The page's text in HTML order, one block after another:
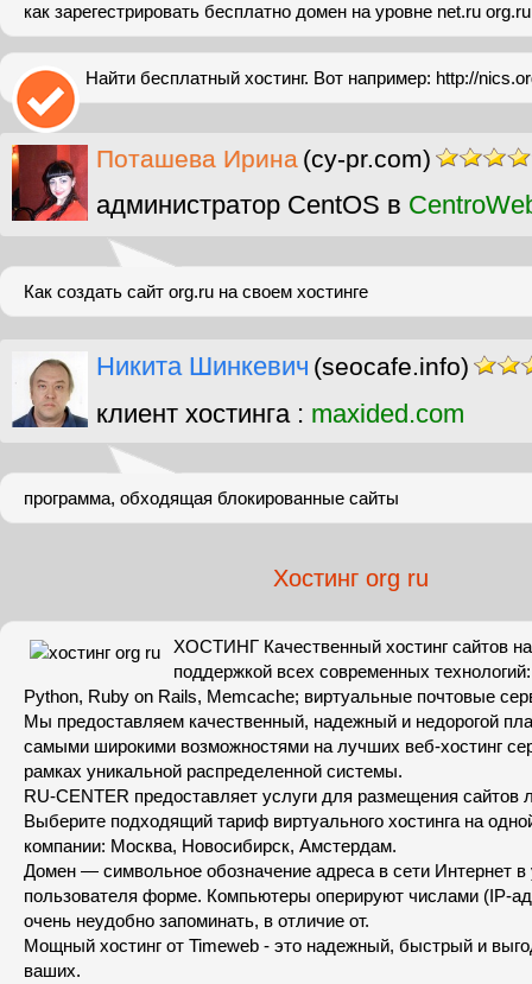
как зарегестрировать бесплатно домен на уровне net.ru
Найти бесплатный хостинг. Вот например: http://
Поташева Ирина (cy-pr.com)
администратор CentOS в
Как создать сайт org.ru на своем хостинге
Никита Шинкевич (seocafe.info)
клиент хостинга : maxided.com
программа, обходящая блокированные сайты
Хостинг org ru
ХОСТИНГ Качественный хостинг сайтов
поддержкой всех современных
Python, Ruby on Rails, Memcache; виртуальные почтовые
Мы предоставляем качественный, надежный и недорогой
самыми широкими возможностями на лучших веб-хостинг
рамках уникальной распределенной системы.
RU-CENTER предоставляет услуги для размещения сайтов
Выберите подходящий тариф виртуального хостинга на
компании: Москва, Новосибирск, Амстердам.
Домен — символьное обозначение адреса в сети Интернет
пользователя форме. Компьютеры оперируют числами (IP-
очень неудобно запоминать, в отличие от.
Мощный хостинг от Timeweb - это надежный, быстрый и
ваших.